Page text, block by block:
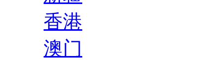
香港
澳门